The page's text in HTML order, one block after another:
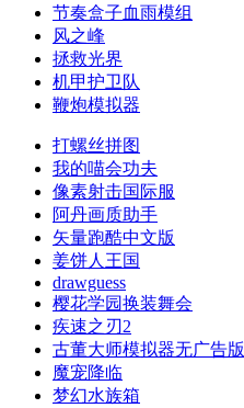
节奏盒子血雨模组
风之峰
拯救光界
机甲护卫队
鞭炮模拟器
打螺丝拼图
我的喵会功夫
像素射击国际服
阿丹画质助手
矢量跑酷中文版
姜饼人王国
drawguess
樱花学园换装舞会
疾速之刃2
古董大师模拟器无广告版
魔宠降临
梦幻水族箱